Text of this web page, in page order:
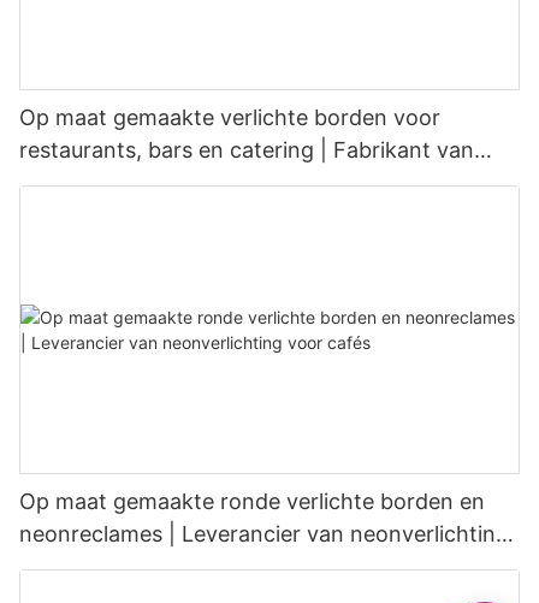
Op maat gemaakte verlichte borden voor
restaurants, bars en catering | Fabrikant van
LED-displayborden
Op maat gemaakte ronde verlichte borden en
neonreclames | Leverancier van neonverlichting
voor cafés